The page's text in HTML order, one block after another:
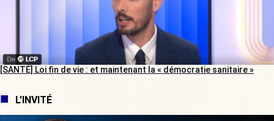
[SANTÉ] Loi fin de vie : et maintenant la « démocratie sanitaire »
L'INVITÉ